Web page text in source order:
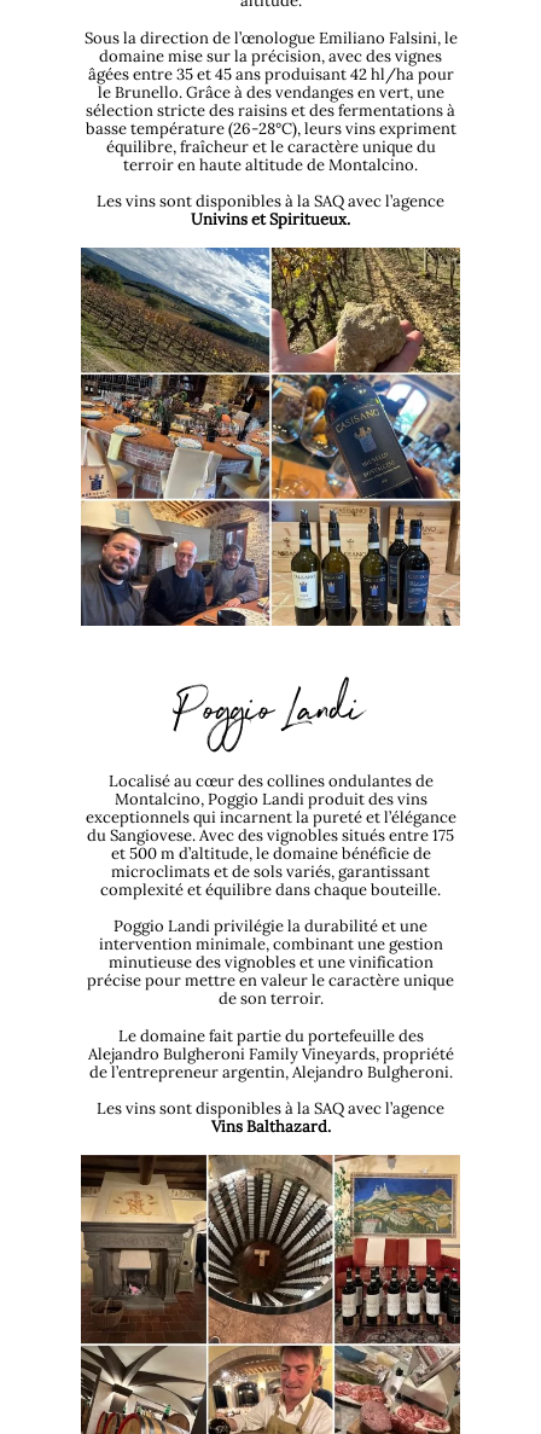
Sous la direction de l’œnologue Emiliano Falsini, le
domaine mise sur la précision, avec des vignes
âgées entre 35 et 45 ans produisant 42 hl/ha pour
le Brunello. Grâce à des vendanges en vert, une
sélection stricte des raisins et des fermentations à
basse température (26-28°C), leurs vins expriment
équilibre, fraîcheur et le caractère unique du
terroir en haute altitude de Montalcino.
Les vins sont disponibles à la SAQ avec l’agence
Univins et Spiritueux.
Poggio Landi
Localisé au cœur des collines ondulantes de
Montalcino, Poggio Landi produit des vins
exceptionnels qui incarnent la pureté et l’élégance
du Sangiovese. Avec des vignobles situés entre 175
et 500 m d’altitude, le domaine bénéficie de
microclimats et de sols variés, garantissant
complexité et équilibre dans chaque bouteille.
Poggio Landi privilégie la durabilité et une
intervention minimale, combinant une gestion
minutieuse des vignobles et une vinification
précise pour mettre en valeur le caractère unique
de son terroir.
Le domaine fait partie du portefeuille des
Alejandro Bulgheroni Family Vineyards, propriété
de l’entrepreneur argentin, Alejandro Bulgheroni.
Les vins sont disponibles à la SAQ avec l’agence
Vins Balthazard.